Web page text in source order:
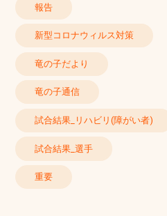
報告
新型コロナウィルス対策
竜の子だより
竜の子通信
試合結果_リハビリ(障がい者)
試合結果_選手
重要